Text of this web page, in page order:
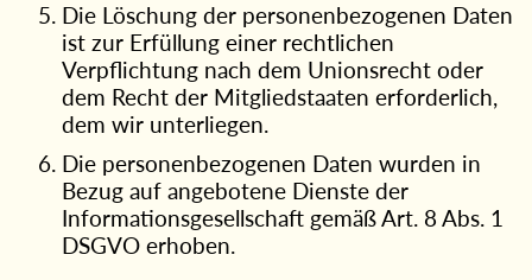
Die Löschung der personenbezogenen Daten
ist zur Erfüllung einer rechtlichen
Verpflichtung nach dem Unionsrecht oder
dem Recht der Mitgliedstaaten erforderlich,
dem wir unterliegen.
Die personenbezogenen Daten wurden in
Bezug auf angebotene Dienste der
Informationsgesellschaft gemäß Art. 8 Abs. 1
DSGVO erhoben.